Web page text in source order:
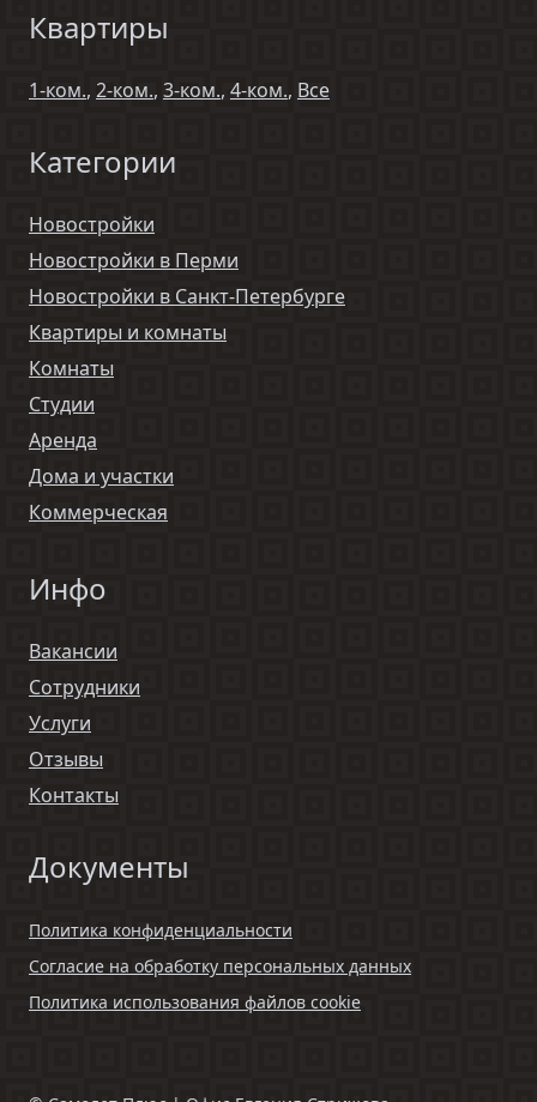
Квартиры
1-ком., 2-ком., 3-ком., 4-ком., Все
Категории
Новостройки
Новостройки в Перми
Новостройки в Санкт-Петербурге
Квартиры и комнаты
Комнаты
Студии
Аренда
Дома и участки
Коммерческая
Инфо
Вакансии
Сотрудники
Услуги
Отзывы
Контакты
Документы
Политика конфиденциальности
Согласие на обработку персональных данных
Политика использования файлов cookie